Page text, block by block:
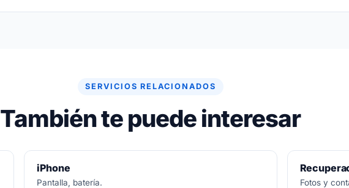
SERVICIOS RELACIONADOS
También te puede interesar
iPhone
Pantalla, batería. Fotos y